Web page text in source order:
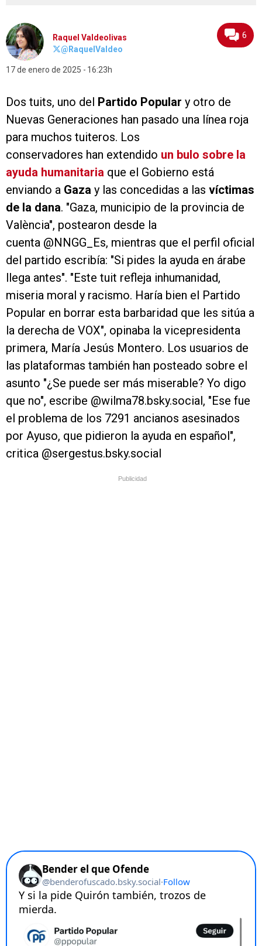
Raquel Valdeolivas
@RaquelValdeo
17 de enero de 2025 16:23h
6
Dos tuits, uno del Partido Popular y otro de
Nuevas Generaciones han pasado una línea roja
para muchos tuiteros. Los
conservadores han extendido un bulo sobre la
ayuda humanitaria que el Gobierno está
enviando a Gaza y las concedidas a las víctimas
de la dana. "Gaza, municipio de la provincia de
València", postearon desde la
cuenta @NNGG_Es, mientras que el perfil oficial
del partido escribía: "Si pides la ayuda en árabe
llega antes". "Este tuit refleja inhumanidad,
miseria moral y racismo. Haría bien el Partido
Popular en borrar esta barbaridad que les sitúa a
la derecha de VOX", opinaba la vicepresidenta
primera, María Jesús Montero. Los usuarios de
las plataformas también han posteado sobre el
asunto "¿Se puede ser más miserable? Yo digo
que no", escribe @wilma78.bsky.social‬, "Ese fue
el problema de los 7291 ancianos asesinados
por Ayuso, que pidieron la ayuda en español",
critica ‪@sergestus.bsky.social‬
Publicidad